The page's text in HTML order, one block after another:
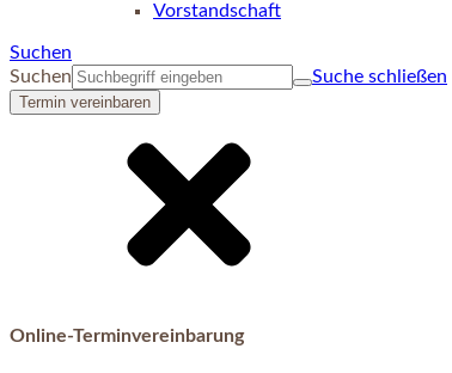
Vorstandschaft
Suchen
Suchen
Suche schließen
Termin vereinbaren
Online-Terminvereinbarung